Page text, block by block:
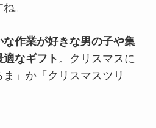
。
な作業が好きな男の子や集
なギフト 。クリスマスに
」か「クリスマスツリ